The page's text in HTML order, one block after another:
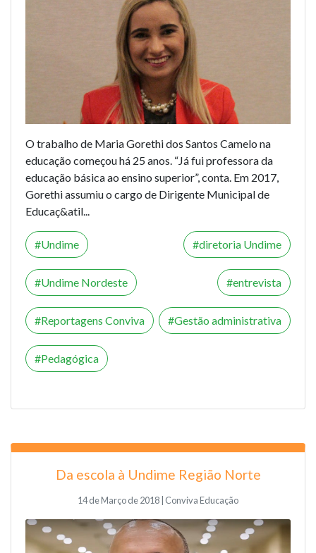
O trabalho de Maria Gorethi dos Santos Camelo na
educação começou há 25 anos. “Já fui professora da
educação básica ao ensino superior”, conta. Em 2017,
Gorethi assumiu o cargo de Dirigente Municipal de
Educaç&atil...
Undime diretoria Undime
Undime Nordeste entrevista
Reportagens Conviva Gestão administrativa
Pedagógica
Da escola à Undime Região Norte
14 de Março de 2018 | Conviva Educação